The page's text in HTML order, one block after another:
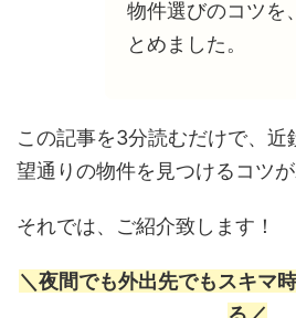
物件選びのコツを
とめました。
この記事を3分読むだけで、近
望通りの物件を見つけるコツが
それでは、ご紹介致します！
＼夜間でも外出先でもスキマ